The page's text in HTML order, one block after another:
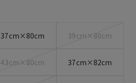
37cm×80cm 39cm×80cm
43cm×80cm 37cm×82cm